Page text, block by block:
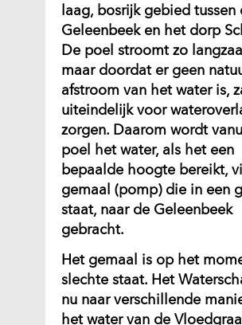
laag, bosrijk gebied tussen
Geleenbeek en het dorp
Depoel stroomt zo
maar doordat er geen
afstroom van het water is,
uiteindelijk voor
zorgen. Daarom wordt
poel het water, als het een
bepaalde hoogte bereikt,
gemaal (pomp) die in een
staat, naar de Geleenbeek
gebracht.
Het gemaal is op het
slechte staat. Het
nu naar verschillende
het water van de